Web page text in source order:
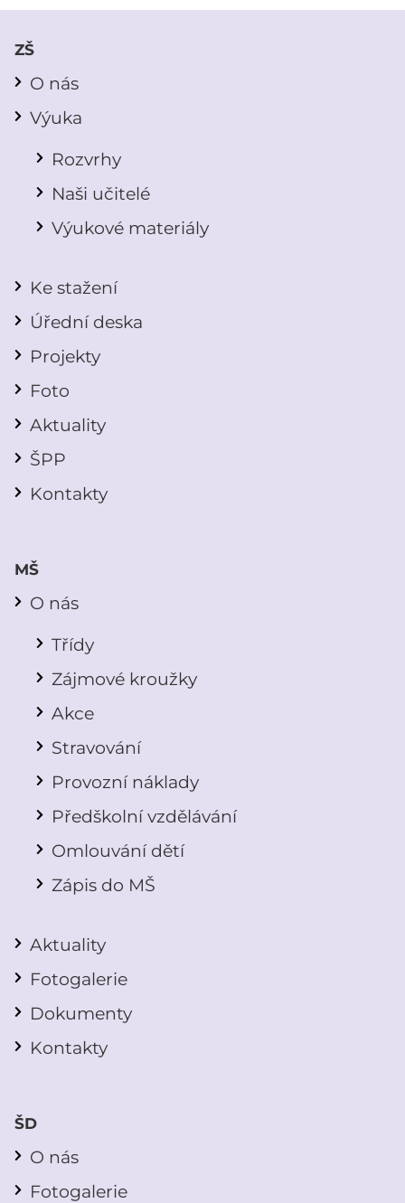
ZŠ
O nás
Výuka
Rozvrhy
Naši učitelé
Výukové materiály
Ke stažení
Úřední deska
Projekty
Foto
Aktuality
ŠPP
Kontakty
MŠ
O nás
Třídy
Zájmové kroužky
Akce
Stravování
Provozní náklady
Předškolní vzdělávání
Omlouvání dětí
Zápis do MŠ
Aktuality
Fotogalerie
Dokumenty
Kontakty
ŠD
O nás
Fotogalerie